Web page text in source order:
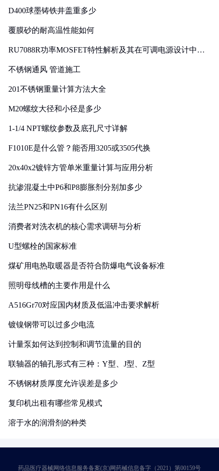
D400球墨铸铁井盖重多少
覆膜砂的耐高温性能如何
RU7088R功率MOSFET特性解析及其在可调电源设计中的
不锈钢通风 管道施工
201不锈钢重量计算方法大全
M20螺纹大径和小径是多少
1-1/4 NPT螺纹参数及底孔尺寸详解
F1010E是什么管？能否用3205或3505代换
20x40x2镀锌方管单米重量计算与应用分析
抗渗混凝土中P6和P8膨胀剂分别加多少
法兰PN25和PN16有什么区别
消费者对洗衣机的核心需求调研与分析
U型螺栓的国家标准
煤矿用电热取暖器是否符合防爆电气设备标准
照明母线槽的主要作用是什么
A516Gr70对应国内材质及低温冲击要求解析
镀镍钢带可以过多少电流
计量泵如何达到控制和调节流量的目的
联轴器的轴孔形式有三种：Y型、J型、Z型
不锈钢材质厚度允许误差是多少
复印机出租有哪些常见模式
溶于水的润滑剂的种类
药品医疗器械网络信息服务备案(京)网药械信息备字（2021）第00159号